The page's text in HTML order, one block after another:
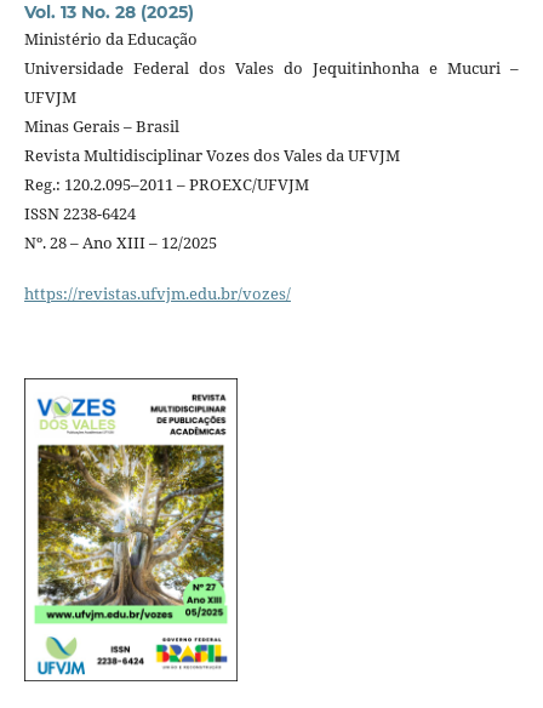
Vol. 13 No. 28 (2025)
Ministério da Educação
Universidade Federal dos Vales do Jequitinhonha e Mucuri –
UFVJM
Minas Gerais – Brasil
Revista Multidisciplinar Vozes dos Vales da UFVJM
Reg.: 120.2.095–2011 – PROEXC/UFVJM
ISSN 2238-6424
Nº. 28 – Ano XIII – 12/2025
https://revistas.ufvjm.edu.br/vozes/